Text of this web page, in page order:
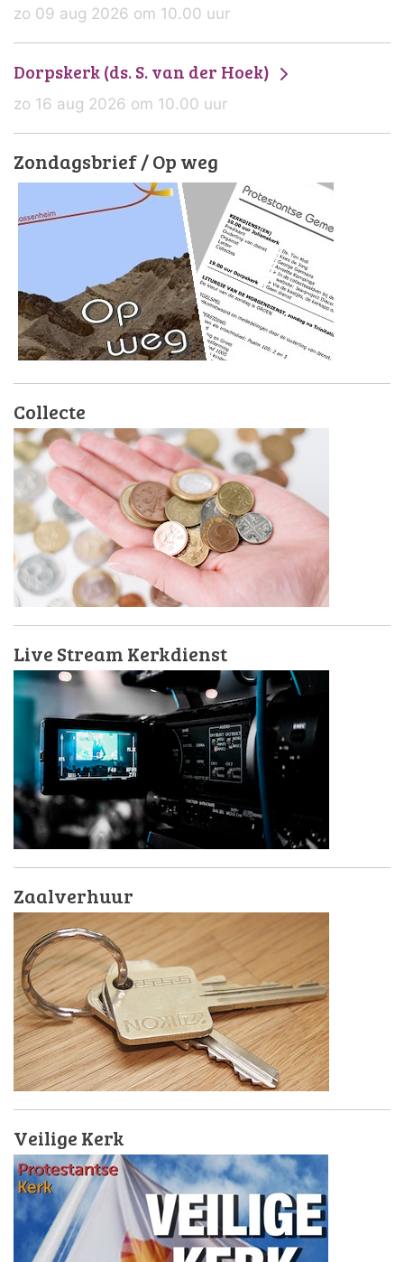
zo 09 aug 2026 om 10.00 uur
Dorpskerk (ds. S. van der Hoek)
zo 16 aug 2026 om 10.00 uur
Zondagsbrief / Op weg
Collecte
Live Stream Kerkdienst
Zaalverhuur
Veilige Kerk